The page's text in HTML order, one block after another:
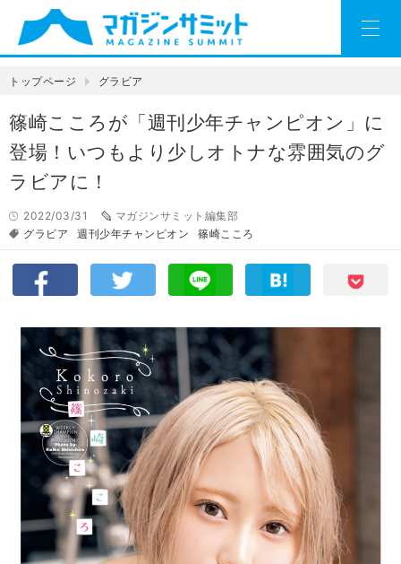
トップページ グラビア
篠崎こころが「週刊少年チャンピオン」に
登場！いつもより少しオトナな雰囲気のグ
ラビアに！
2022/03/31
マガジンサミット編集部
グラビア
週刊少年チャンピオン 篠崎こころ